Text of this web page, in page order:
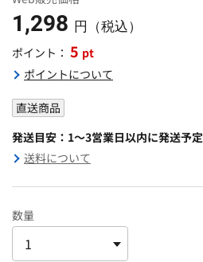
1,298 円（税込）
ポイント： 5 pt
ポイントについて
直送商品
発送目安：1～3営業日以内に発送予定
送料について
数量